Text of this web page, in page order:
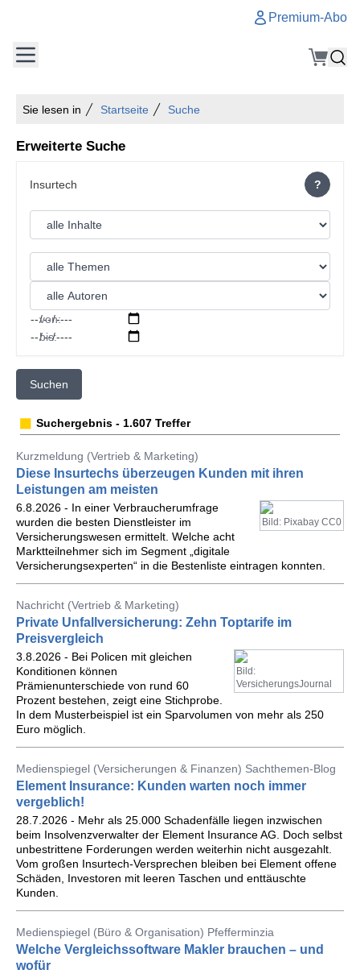
Premium-Abo
Sie lesen in Startseite Suche
Erweiterte Suche
?
von:
bis:
Suchen
Suchergebnis - 1.607 Treffer
Kurzmeldung (Vertrieb & Marketing)
Diese Insurtechs überzeugen Kunden mit ihren
Leistungen am meisten
Bild: Pixabay CC0
6.8.2026 - In einer Verbraucherumfrage
wurden die besten Dienstleister im
Versicherungswesen ermittelt. Welche acht
Marktteilnehmer sich im Segment „digitale
Versicherungsexperten“ in die Bestenliste eintragen konnten.
Nachricht (Vertrieb & Marketing)
Private Unfallversicherung: Zehn Toptarife im
Preisvergleich
Bild:
VersicherungsJournal
3.8.2026 - Bei Policen mit gleichen
Konditionen können
Prämienunterschiede von rund 60
Prozent bestehen, zeigt eine Stichprobe.
In dem Musterbeispiel ist ein Sparvolumen von mehr als 250
Euro möglich.
Medienspiegel (Versicherungen & Finanzen) Sachthemen-Blog
Element Insurance: Kunden warten noch immer
vergeblich!
28.7.2026 - Mehr als 25.000 Schadenfälle liegen inzwischen
beim Insolvenzverwalter der Element Insurance AG. Doch selbst
unbestrittene Forderungen werden weiterhin nicht ausgezahlt.
Vom großen Insurtech-Versprechen bleiben bei Element offene
Schäden, Investoren mit leeren Taschen und enttäuschte
Kunden.
Medienspiegel (Büro & Organisation) Pfefferminzia
Welche Vergleichssoftware Makler brauchen – und
wofür